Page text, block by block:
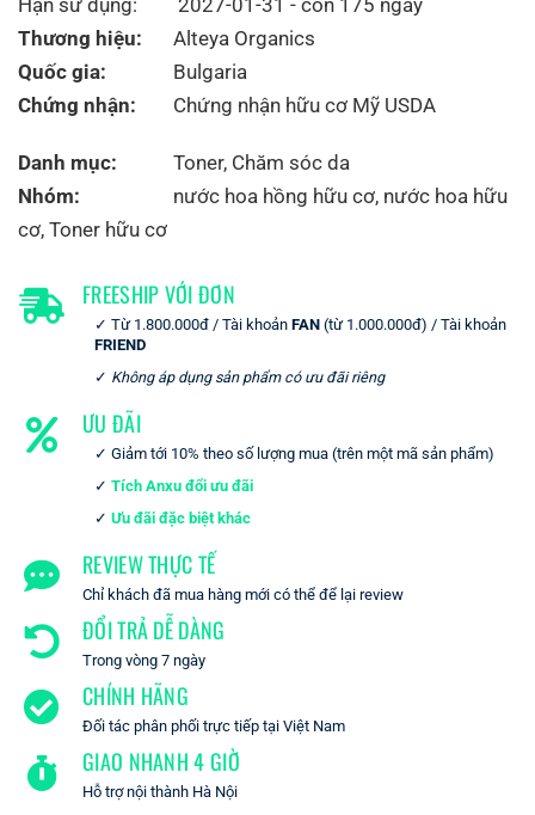
Thương hiệu:
Alteya Organics
Quốc gia:
Bulgaria
Chứng nhận:
Chứng nhận hữu cơ Mỹ USDA
Danh mục: Toner, Chăm sóc da
Nhóm:
nước hoa hồng hữu cơ, nước hoa hữu
cơ, Toner hữu cơ
FREESHIP VỚI ĐƠN
Từ 1.800.000đ / Tài khoản FAN (từ 1.000.000đ) / Tài khoản
FRIEND
Không áp dụng sản phẩm có ưu đãi riêng
ƯU ĐÃI
Giảm tới 10% theo số lượng mua (trên một mã sản phẩm)
Tích Anxu đổi ưu đãi
Ưu đãi đặc biệt khác
REVIEW THỰC TẾ
Chỉ khách đã mua hàng mới có thể để lại review
ĐỔI TRẢ DỄ DÀNG
Trong vòng 7 ngày
CHÍNH HÃNG
Đối tác phân phối trực tiếp tại Việt Nam
GIAO NHANH 4 GIỜ
Hỗ trợ nội thành Hà Nội